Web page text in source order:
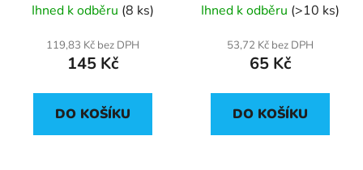
Ihned k odběru (8 ks)
119,83 Kč bez DPH
145 Kč
DO KOŠÍKU
Ihned k odběru (>10 ks)
53,72 Kč bez DPH
65 Kč
DO KOŠÍKU